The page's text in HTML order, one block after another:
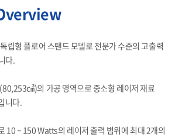
립형 플로어 스탠드 모델로 전문가 수준의 고출력
다.
㎤)의 가공 영역으로 중소형 레이저 재료
니다.
10 ~ 150 Watts의 레이저 출력 범위에 최대 2개의